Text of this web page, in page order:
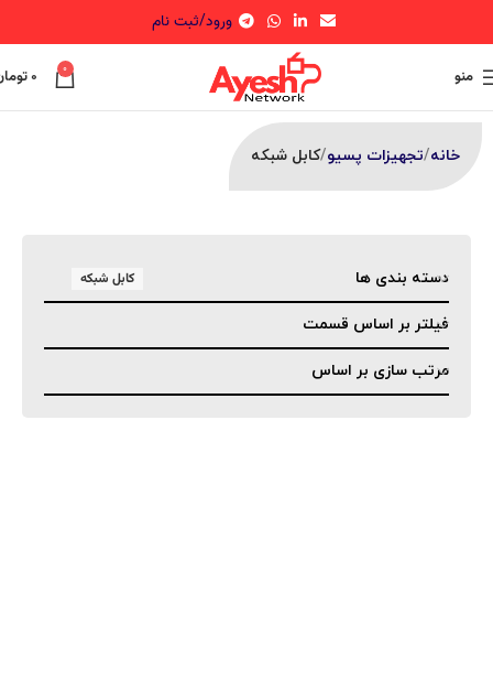
ورود/ثبت نام
منو 0 ۰
خانه تجهیزات پسیو کابل شبکه
دسته بندی ها کابل شبکه
فیلتر بر اساس قسمت
مرتب سازی بر اساس